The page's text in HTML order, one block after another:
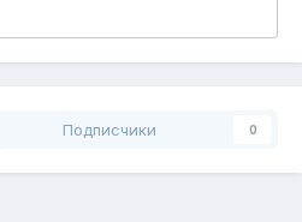
Подписчики 0